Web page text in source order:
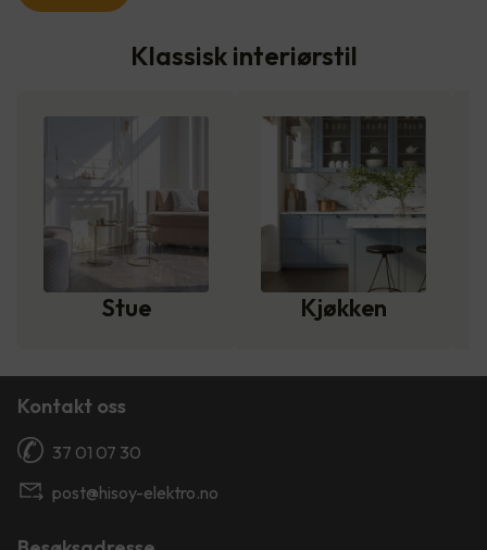
Klassisk interiørstil
Stue Kjøkken
Kontakt oss
37 01 07 30
post@hisoy-elektro.no